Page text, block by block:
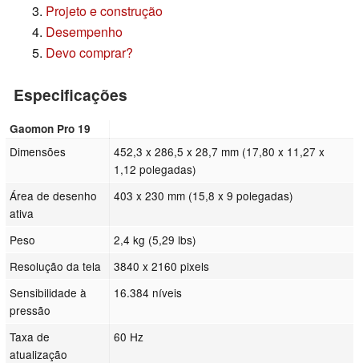
Projeto e construção
Desempenho
Devo comprar?
Especificações
Gaomon Pro 19
Dimensões
452,3 x 286,5 x 28,7 mm (17,80 x 11,27 x
1,12 polegadas)
Área de desenho
ativa
403 x 230 mm (15,8 x 9 polegadas)
Peso
2,4 kg (5,29 lbs)
Resolução da tela
3840 x 2160 pixels
Sensibilidade à
pressão
16.384 níveis
Taxa de
atualização
60 Hz